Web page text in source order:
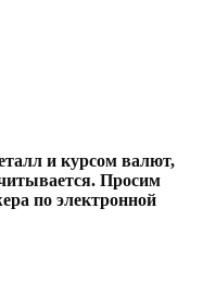
и курсом валют,
Просим
по электронной